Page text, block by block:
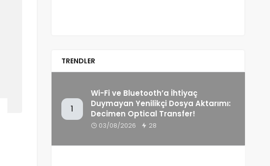
TRENDLER
1
Wi-Fi ve Bluetooth’a İhtiyaç
Duymayan Yenilikçi Dosya Aktarımı:
Decimen Optical Transfer!
03/08/2026 28